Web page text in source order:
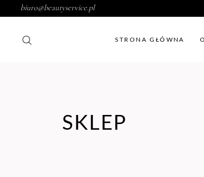
biuro@beautyservice.pl
STRONA GŁÓWNA
SKLEP